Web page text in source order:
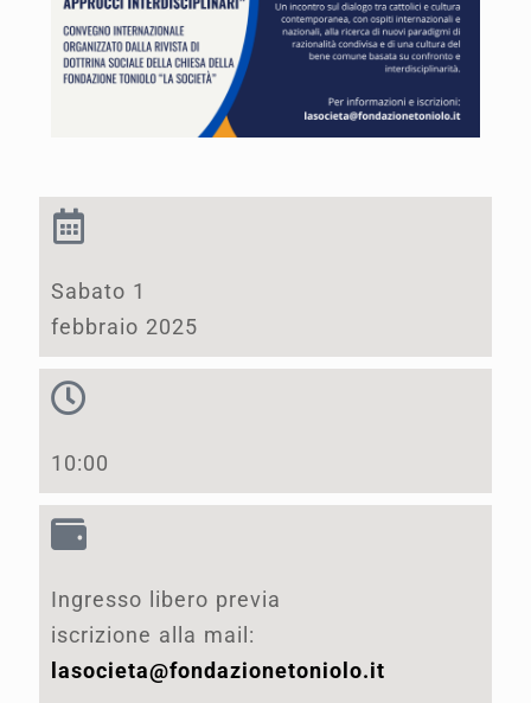
Sabato 1
febbraio 2025
10:00
Ingresso libero previa
iscrizione alla mail:
lasocieta@fondazionetoniolo.it